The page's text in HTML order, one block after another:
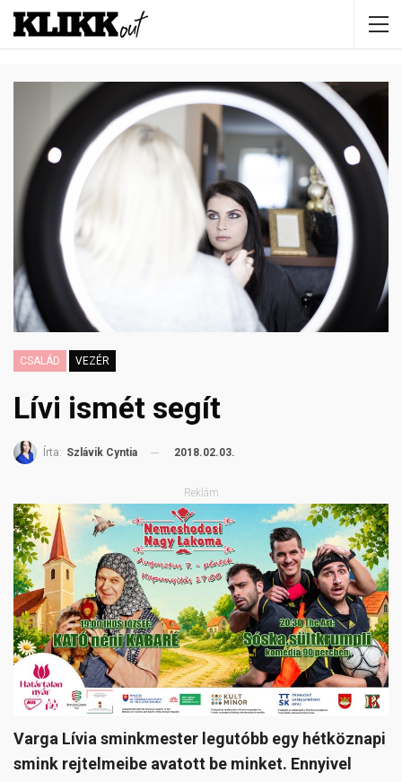
CSALÁD VEZÉR
Lívi ismét segít
Írta: Szlávik Cyntia 2018.02.03.
Reklám
Varga Lívia sminkmester legutóbb egy hétköznapi
smink rejtelmeibe avatott be minket. Ennyivel